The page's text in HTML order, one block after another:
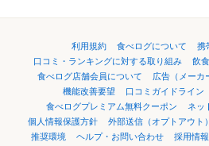
利用規約 食べログについて
携
口コミ・ランキングに対する取り組み
飲
食べログ店舗会員について
広告（メーカ
機能改善要望
口コミガイドライン
食べログプレミアム無料クーポン
ネッ
個人情報保護方針
外部送信（オプトアウト）
推奨環境
ヘルプ・お問い合わせ 採用情報